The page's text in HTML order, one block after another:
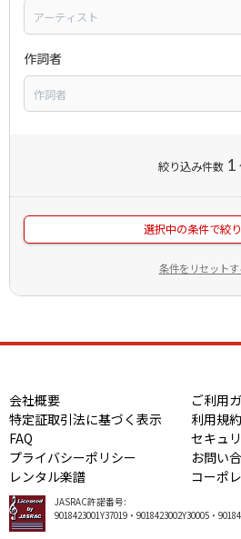
作詞者
絞り込み件数 1
選択中の条件で絞
条件をリセットす
会社概要
ご利用
特定証取引法に基づく表示
利用規約
FAQ
セキュ
プライバシーポリシー
お問い
レンタル楽譜
コーポ
JASRAC許諾番号:
9018423001Y37019・9018423002Y30005・